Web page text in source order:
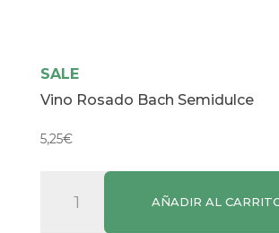
SALE
Vino Rosado Bach Semidulce
5,25€
Rosado
AÑADIR AL